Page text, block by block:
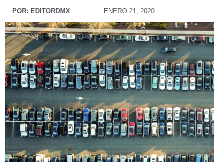
POR: EDITORDMX ENERO 21, 2020